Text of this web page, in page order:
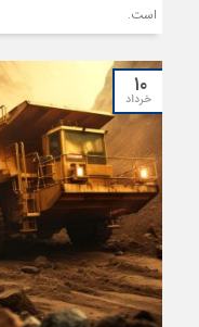
است.
۱۰
خرداد